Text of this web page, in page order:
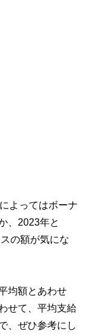
よってはボーナ
、2023年と
の額が気にな
均額とあわせ
せて、平均支給
、ぜひ参考にし